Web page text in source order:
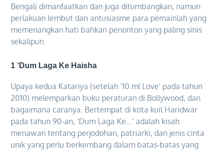
Bengali dimanfaatkan dan juga ditumbangkan, namun
perlakuan lembut dan antusiasme para pemainlah yang
memenangkan hati bahkan penonton yang paling sinis
sekalipun.
1 ‘Dum Laga Ke Haisha
Upaya kedua Katariya (setelah ’10 ml Love’ pada tahun
2010) melemparkan buku peraturan di Bollywood, dan
bagaimana caranya. Bertempat di kota kuil Haridwar
pada tahun 90-an, ‘Dum Laga Ke…’ adalah kisah
menawan tentang perjodohan, patriarki, dan jenis cinta
unik yang perlu berkembang dalam batas-batas yang